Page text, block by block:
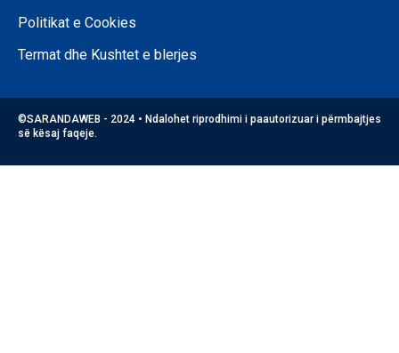
Politikat e Cookies
Termat dhe Kushtet e blerjes
©SARANDAWEB - 2024 • Ndalohet riprodhimi i paautorizuar i përmbajtjes
së kësaj faqeje.